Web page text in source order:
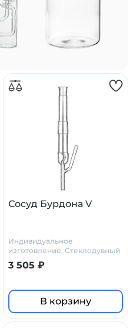
Сосуд Бурдона V
Индивидуальное
изготовление. Стеклодувный
цех Primelab
3 505 ₽
В корзину